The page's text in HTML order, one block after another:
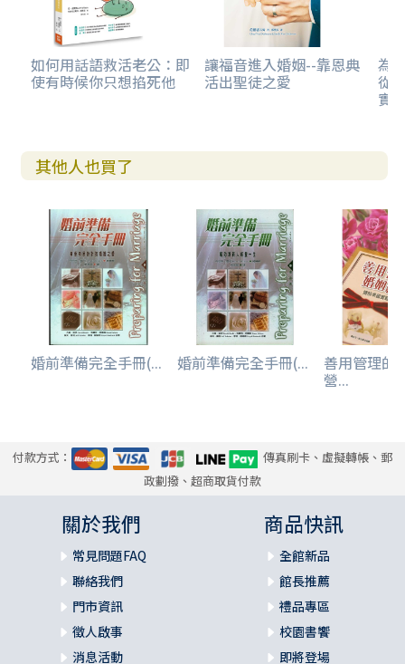
如何用話語救活老公：即
使有時候你只想掐死他
讓福音進入婚姻--靠恩典
活出聖徒之愛
為
從
實
其他人也買了
婚前準備完全手冊(... 婚前準備完全手冊(... 善用管理的
營...
付款方式：
傳真刷卡、虛擬轉帳、郵
政劃撥、超商取貨付款
關於我們
常見問題FAQ
聯絡我們
門市資訊
徵人啟事
消息活動
商品快訊
全館新品
館長推薦
禮品專區
校園書饗
即將登場